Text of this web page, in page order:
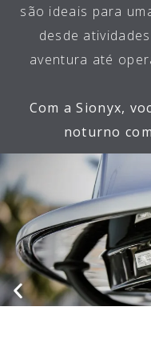
são ideais para
desde
aventura até
Com a Sionyx,
noturno